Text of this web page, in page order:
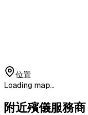
位置
Loading map...
附近殯儀服務商